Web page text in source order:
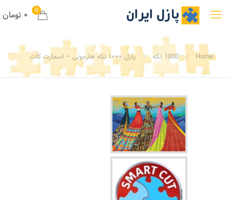
0 ۰ تومان
Home 1000 تکه پازل ۱۰۰۰ تکه هارمونی – اسمارت کات